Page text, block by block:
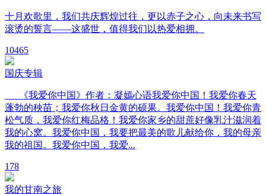
十月欢歌里，我们共庆辉煌过往，更以赤子之心，向未来书写
滚烫的誓言——这盛世，值得我们以热爱相拥。
10465
国庆专辑
《我爱你中国》作者：凝嫣心语我爱你中国！我爱你春天
蓬勃的秧苗；我爱你秋日金黄的硕果。我爱你中国！我爱你青
松气质，我爱你红梅品格！我爱你家乡的甜蔗好像乳汁滋润着
我的心窝。我爱你中国，我要把最美的歌儿献给你，我的母亲
我的祖国。我爱你中国，我爱...
1 78
我的甘南之旅